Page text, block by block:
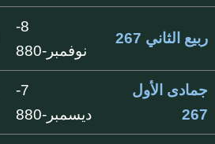
ربيع الثاني 267
8-
نوفمبر-880
جمادى الأول
267
7-
ديسمبر-880